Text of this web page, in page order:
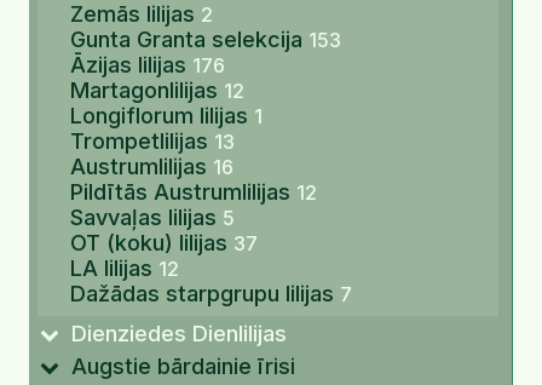
Zemās lilijas 2
Gunta Granta selekcija 153
Āzijas lilijas 176
Martagonlilijas 12
Longiflorum lilijas 1
Trompetlilijas 13
Austrumlilijas 16
Pildītās Austrumlilijas 12
Savvaļas lilijas 5
OT (koku) lilijas 37
LA lilijas 12
Dažādas starpgrupu lilijas 7
Dienziedes Dienlilijas
Augstie bārdainie īrisi